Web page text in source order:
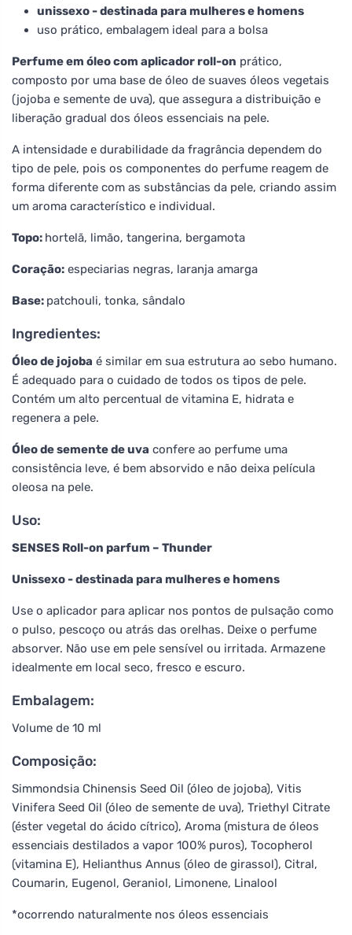
unissexo - destinada para mulheres e homens
uso prático, embalagem ideal para a bolsa
Perfume em óleo com aplicador roll-on prático,
composto por uma base de óleo de suaves óleos vegetais
(jojoba e semente de uva), que assegura a distribuição e
liberação gradual dos óleos essenciais na pele.
A intensidade e durabilidade da fragrância dependem do
tipo de pele, pois os componentes do perfume reagem de
forma diferente com as substâncias da pele, criando assim
um aroma característico e individual.
Topo: hortelã, limão, tangerina, bergamota
Coração: especiarias negras, laranja amarga
Base: patchouli, tonka, sândalo
Ingredientes:
Óleo de jojoba é similar em sua estrutura ao sebo humano.
É adequado para o cuidado de todos os tipos de pele.
Contém um alto percentual de vitamina E, hidrata e
regenera a pele.
Óleo de semente de uva confere ao perfume uma
consistência leve, é bem absorvido e não deixa película
oleosa na pele.
Uso:
SENSES Roll-on parfum – Thunder
Unissexo - destinada para mulheres e homens
Use o aplicador para aplicar nos pontos de pulsação como
o pulso, pescoço ou atrás das orelhas. Deixe o perfume
absorver. Não use em pele sensível ou irritada. Armazene
idealmente em local seco, fresco e escuro.
Embalagem:
Volume de 10 ml
Composição:
Simmondsia Chinensis Seed Oil (óleo de jojoba), Vitis
Vinifera Seed Oil (óleo de semente de uva), Triethyl Citrate
(éster vegetal do ácido cítrico), Aroma (mistura de óleos
essenciais destilados a vapor 100% puros), Tocopherol
(vitamina E), Helianthus Annus (óleo de girassol), Citral,
Coumarin, Eugenol, Geraniol, Limonene, Linalool
*ocorrendo naturalmente nos óleos essenciais